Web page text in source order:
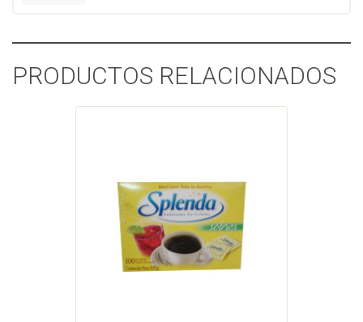
PRODUCTOS RELACIONADOS